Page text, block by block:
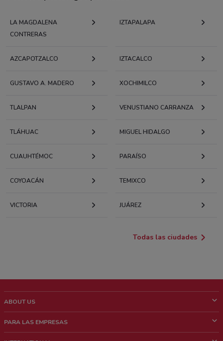
LA MAGDALENA
CONTRERAS
IZTAPALAPA
AZCAPOTZALCO IZTACALCO
GUSTAVO A. MADERO XOCHIMILCO
TLALPAN VENUSTIANO CARRANZA
TLÁHUAC MIGUEL HIDALGO
CUAUHTÉMOC PARAÍSO
COYOACÁN TEMIXCO
VICTORIA JUÁREZ
Todas las ciudades
ABOUT US
¿Quiénes Somos?
PARA LAS EMPRESAS